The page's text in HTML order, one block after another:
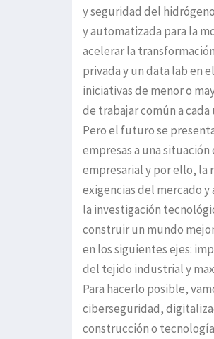
y seguridad del
y automatizada para la
acelerar la
privada y un data lab en
iniciativas de menor o
de trabajar común a
Pero el futuro se
empresas a una
empresarial y por ello, la
exigencias del mercado
la investigación
construir un mundo
en los siguientes ejes:
del tejido industrial y
Para hacerlo posible,
ciberseguridad,
construcción o